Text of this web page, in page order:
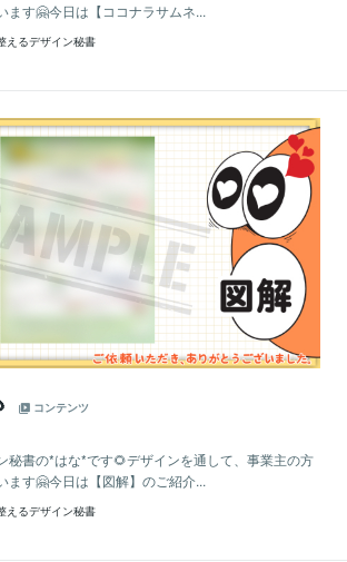
ます🤗今日は【ココナラサムネ...
えるデザイン秘書
コンテンツ
秘書の*はな*です🌻デザインを通して、事業主の方
ます🤗今日は【図解】のご紹介...
えるデザイン秘書